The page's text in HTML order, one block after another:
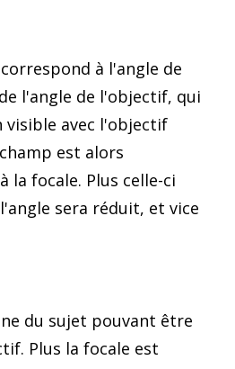
à l'angle de
l'angle de l'objectif, qui
visible avec l'objectif
est alors
la focale. Plus celle-ci
sera réduit, et vice
du sujet pouvant être
Plus la focale est